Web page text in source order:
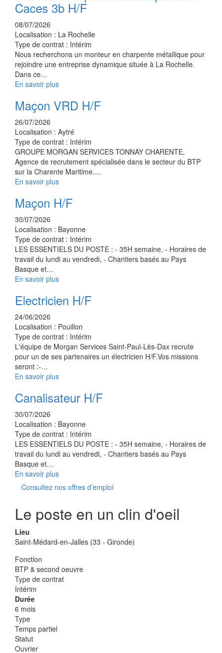
Caces 3b H/F
08/07/2026
Localisation : La Rochelle
Type de contrat : Intérim
Nous recherchons un monteur en charpente métallique pour
rejoindre une entreprise dynamique située à La Rochelle.
Dans ce…
En savoir plus
Maçon VRD H/F
26/07/2026
Localisation : Aytré
Type de contrat : Intérim
GROUPE MORGAN SERVICES TONNAY CHARENTE,
Agence de recrutement spécialisée dans le secteur du BTP
sur la Charente Maritime.…
En savoir plus
Maçon H/F
30/07/2026
Localisation : Bayonne
Type de contrat : Intérim
LES ESSENTIELS DU POSTE : - 35H semaine, - Horaires de
travail du lundi au vendredi, - Chantiers basés au Pays
Basque et…
En savoir plus
Electricien H/F
24/06/2026
Localisation : Pouillon
Type de contrat : Intérim
L'équipe de Morgan Services Saint-Paul-Lès-Dax recrute
pour un de ses partenaires un électricien H/F.Vos missions
seront :-…
En savoir plus
Canalisateur H/F
30/07/2026
Localisation : Bayonne
Type de contrat : Intérim
LES ESSENTIELS DU POSTE : - 35H semaine, - Horaires de
travail du lundi au vendredi, - Chantiers basés au Pays
Basque et…
En savoir plus
Consultez nos offres d’emploi
Le poste en un clin d'oeil
Lieu
Saint-Médard-en-Jalles (33 - Gironde)
Fonction
BTP & second oeuvre
Type de contrat
Intérim
Durée
6 mois
Type
Temps partiel
Statut
Ouvrier